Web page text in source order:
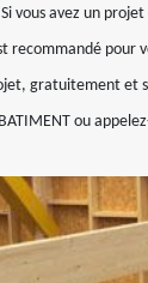
vous avez un
recommandé pour
gratuitement et
ou